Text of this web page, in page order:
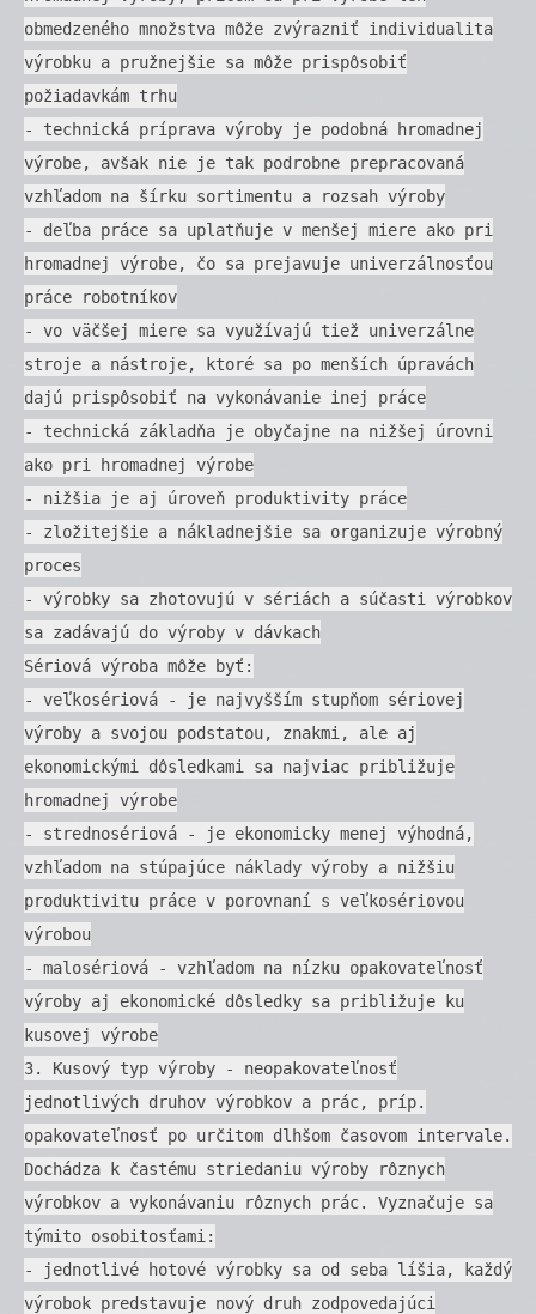
obmedzeného množstva môže zvýrazniť individualita
výrobku a pružnejšie sa môže prispôsobiť
požiadavkám trhu
- technická príprava výroby je podobná hromadnej
výrobe, avšak nie je tak podrobne prepracovaná
vzhľadom na šírku sortimentu a rozsah výroby
- deľba práce sa uplatňuje v menšej miere ako pri
hromadnej výrobe, čo sa prejavuje univerzálnosťou
práce robotníkov
- vo väčšej miere sa využívajú tiež univerzálne
stroje a nástroje, ktoré sa po menších úpravách
dajú prispôsobiť na vykonávanie inej práce
- technická základňa je obyčajne na nižšej úrovni
ako pri hromadnej výrobe
- nižšia je aj úroveň produktivity práce
- zložitejšie a nákladnejšie sa organizuje výrobný
proces
- výrobky sa zhotovujú v sériách a súčasti výrobkov
sa zadávajú do výroby v dávkach
Sériová výroba môže byť:
- veľkosériová - je najvyšším stupňom sériovej
výroby a svojou podstatou, znakmi, ale aj
ekonomickými dôsledkami sa najviac približuje
hromadnej výrobe
- strednosériová - je ekonomicky menej výhodná,
vzhľadom na stúpajúce náklady výroby a nižšiu
produktivitu práce v porovnaní s veľkosériovou
výrobou
- malosériová - vzhľadom na nízku opakovateľnosť
výroby aj ekonomické dôsledky sa približuje ku
kusovej výrobe
3. Kusový typ výroby - neopakovateľnosť
jednotlivých druhov výrobkov a prác, príp.
opakovateľnosť po určitom dlhšom časovom intervale.
Dochádza k častému striedaniu výroby rôznych
výrobkov a vykonávaniu rôznych prác. Vyznačuje sa
týmito osobitosťami:
- jednotlivé hotové výrobky sa od seba líšia, každý
výrobok predstavuje nový druh zodpovedajúci